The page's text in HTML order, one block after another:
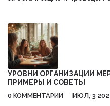
вы узнаете, как называется
какие навыки ему
внимание при его выборе.
УРОВНИ ОРГАНИЗАЦИИ
ПРИМЕРЫ И СОВЕТЫ
0 КОММЕНТАРИИ ИЮЛ, 3